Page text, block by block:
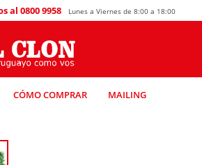
CÓMO COMPRAR MAILING
al 0800 9958 Lunes a Viernes de 8:00 a 18:00